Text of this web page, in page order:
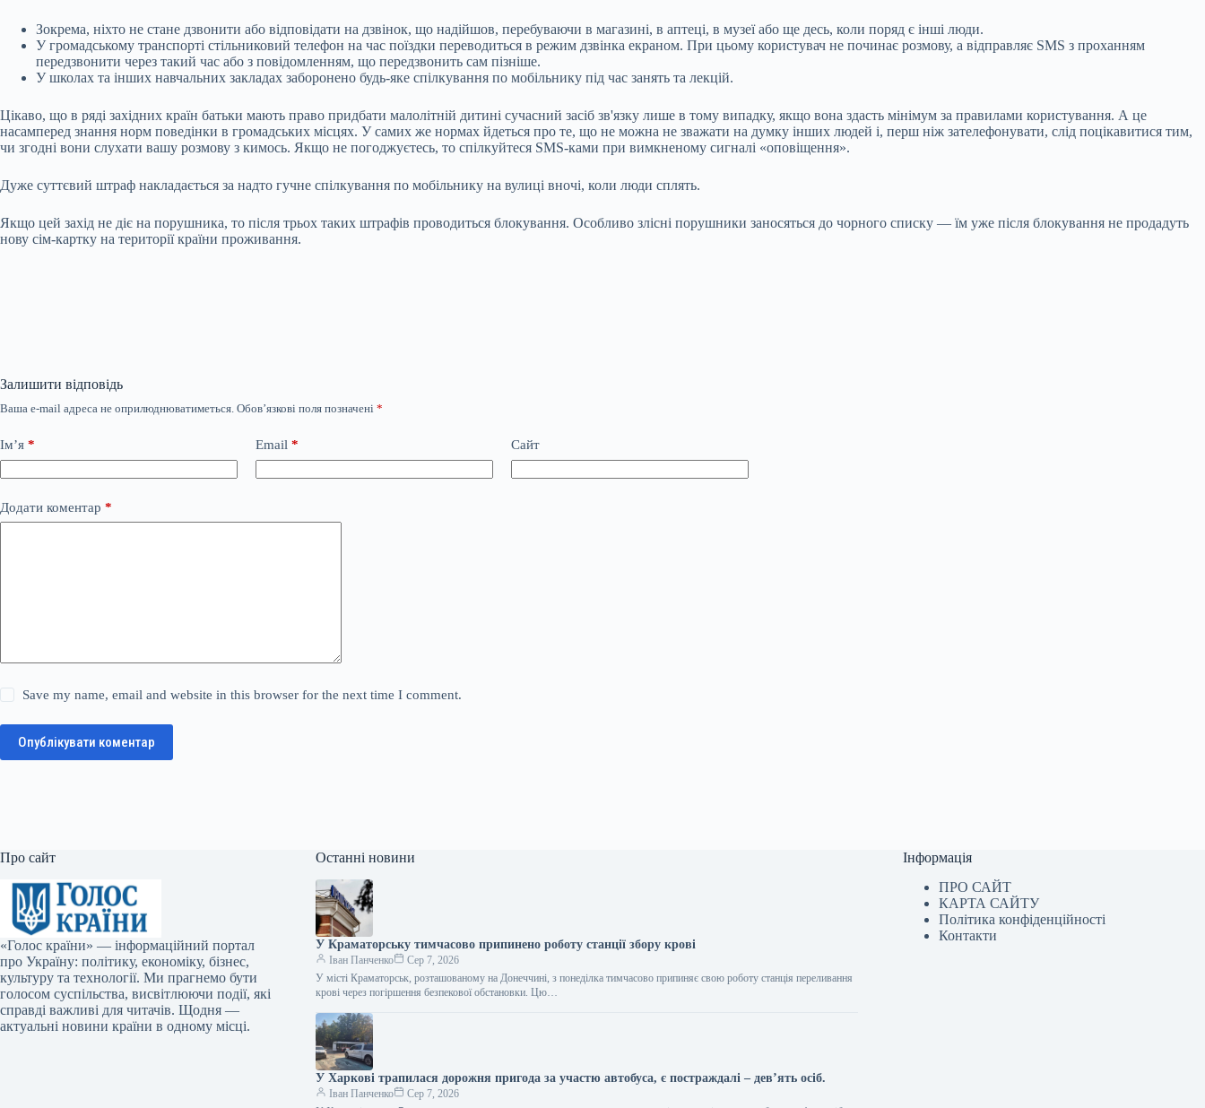
Зокрема, ніхто не стане дзвонити або відповідати на дзвінок, що надійшов, перебуваючи в магазині, в аптеці, в музеї або ще десь, коли поряд є інші люди.
У громадському транспорті стільниковий телефон на час поїздки переводиться в режим дзвінка екраном. При цьому користувач не починає розмову, а відправляє SMS з проханням
передзвонити через такий час або з повідомленням, що передзвонить сам пізніше.
У школах та інших навчальних закладах заборонено будь-яке спілкування по мобільнику під час занять та лекцій.
Цікаво, що в ряді західних країн батьки мають право придбати малолітній дитині сучасний засіб зв'язку лише в тому випадку, якщо вона здасть мінімум за правилами користування. А це
насамперед знання норм поведінки в громадських місцях. У самих же нормах йдеться про те, що не можна не зважати на думку інших людей і, перш ніж зателефонувати, слід поцікавитися тим,
чи згодні вони слухати вашу розмову з кимось. Якщо не погоджуєтесь, то спілкуйтеся SMS-ками при вимкненому сигналі «оповіщення».
Дуже суттєвий штраф накладається за надто гучне спілкування по мобільнику на вулиці вночі, коли люди сплять.
Якщо цей захід не діє на порушника, то після трьох таких штрафів проводиться блокування. Особливо злісні порушники заносяться до чорного списку — їм уже після блокування не продадуть
нову сім-картку на території країни проживання.
Залишити відповідь
Ваша e-mail адреса не оприлюднюватиметься. Обов’язкові поля позначені *
Ім’я * Email * Сайт
Додати коментар *
Save my name, email and website in this browser for the next time I comment.
Опублікувати коментар
Про сайт
«Голос країни» — інформаційний портал
про Україну: політику, економіку, бізнес,
культуру та технології. Ми прагнемо бути
голосом суспільства, висвітлюючи події, які
справді важливі для читачів. Щодня —
актуальні новини країни в одному місці.
Останні новини
У Краматорську тимчасово припинено роботу станції збору крові
Іван Панченко
Сер 7, 2026
У місті Краматорськ, розташованому на Донеччині, з понеділка тимчасово припиняє свою роботу станція переливання
крові через погіршення безпекової обстановки. Цю…
У Харкові трапилася дорожня пригода за участю автобуса, є постраждалі – дев’ять осіб.
Іван Панченко
Сер 7, 2026
Інформація
ПРО САЙТ
КАРТА САЙТУ
Політика конфіденційності
Контакти